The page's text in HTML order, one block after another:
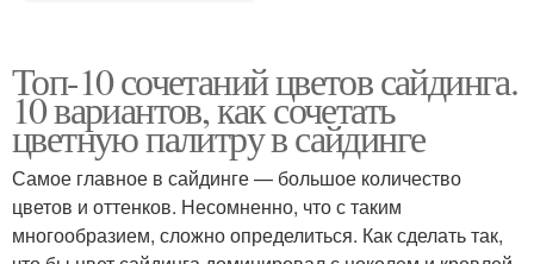
Топ-10 сочетаний цветов сайдинга.
10 вариантов, как сочетать
цветную палитру в сайдинге
Самое главное в сайдинге — большое количество
цветов и оттенков. Несомненно, что с таким
многообразием, сложно определиться. Как сделать так,